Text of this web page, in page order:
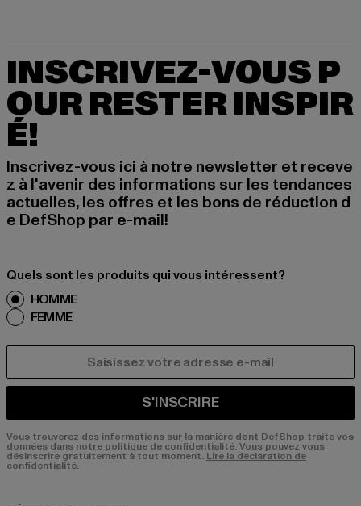
INSCRIVEZ-VOUS P
OUR RESTER INSPIR
É!
Inscrivez-vous ici à notre newsletter et receve
z à l'avenir des informations sur les tendances
actuelles, les offres et les bons de réduction d
e DefShop par e-mail!
Quels sont les produits qui vous intéressent?
HOMME
FEMME
S'INSCRIRE
Vous trouverez des informations sur la manière dont DefShop traite vos
données dans notre politique de confidentialité. Vous pouvez vous
désinscrire gratuitement à tout moment. Lire la déclaration de
confidentialité.